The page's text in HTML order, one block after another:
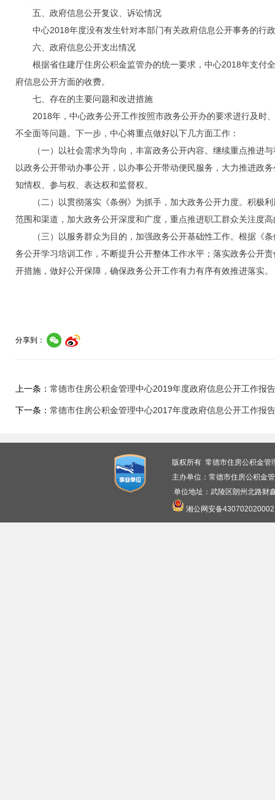
五、政府信息公开复议、诉讼情况
中心2018年度没有发生针对本部门有关政府信息公开事务的行
六、政府信息公开支出情况
根据省住建厅住房公积金监管办的统一要求，中心2018年支付
府信息公开方面的收费。
七、存在的主要问题和改进措施
2018年，中心政务公开工作按照市政务公开办的要求进行及时
不全面等问题。下一步，中心将重点做好以下几方面工作：
（一）以社会需求为导向，丰富政务公开内容。继续重点推进与
以政务公开带动办事公开，以办事公开带动便民服务，大力推进政
知情权、参与权、表达权和监督权。
（二）以贯彻落实《条例》为抓手，加大政务公开力度。积极利
范围和渠道，加大政务公开深度和广度，重点推进职工群众关注度
（三）以服务群众为目的，加强政务公开基础性工作。根据《条
务公开学习培训工作，不断提升公开整体工作水平；落实政务公开
开措施，做好公开保障，确保政务公开工作有力有序有效推进落实。
分享到：
上一条： 常德市住房公积金管理中心2019年度政府信息公开工作报告
下一条： 常德市住房公积金管理中心2017年度政府信息公开工作报告
版权所有 常德市住房公积金
主办单位：常德市住房公积金
单位地址：武陵区朗州北路
湘公网安备